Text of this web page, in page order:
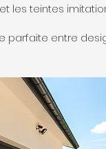
les teintes
parfaite entre